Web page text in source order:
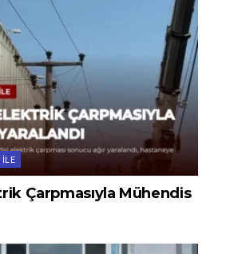
ILE
Çarpmasıyla Mühendis